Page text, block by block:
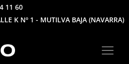
11 60
K Nº 1 - MUTILVA BAJA (NAVARRA)